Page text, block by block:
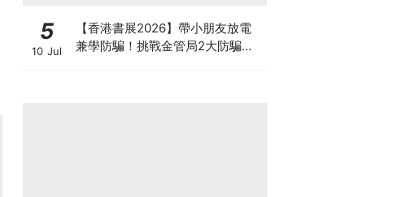
5
10 Jul
【香港書展2026】帶小朋友放電
兼學防騙！挑戰金管局2大防騙遊